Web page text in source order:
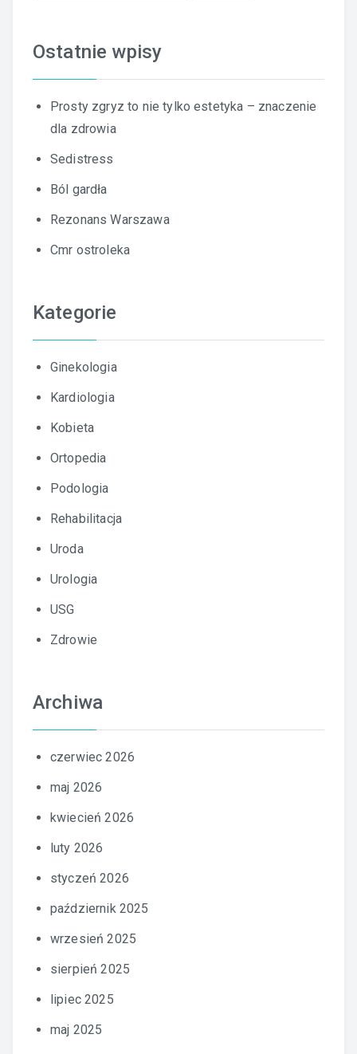
Ostatnie wpisy
Prosty zgryz to nie tylko estetyka – znaczenie
dla zdrowia
Sedistress
Ból gardła
Rezonans Warszawa
Cmr ostroleka
Kategorie
Ginekologia
Kardiologia
Kobieta
Ortopedia
Podologia
Rehabilitacja
Uroda
Urologia
USG
Zdrowie
Archiwa
czerwiec 2026
maj 2026
kwiecień 2026
luty 2026
styczeń 2026
październik 2025
wrzesień 2025
sierpień 2025
lipiec 2025
maj 2025